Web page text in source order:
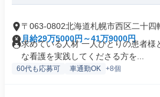
〒063-0802北海道札幌市西区二十四
月給29万5000円～41万9000円
求めている人材 一人ひとりの患者様
な看護を実践してくださる方を...
60代も応募可 車通勤OK +8個